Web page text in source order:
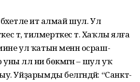
бәхетле итә алмай шул. Ул
тә, тилмерткес тә. Хаҡлы ялға
ул ҡатын менән осраш­
әллә ни бөкмәгән – шул уҡ
Уйҙарымды белгәндәй: “Санкт-